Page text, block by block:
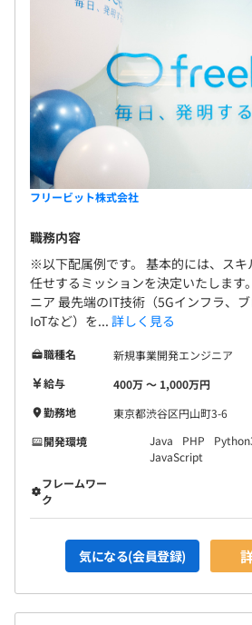
フリービット株式会社
職務内容
※以下配属例です。 基本的には、ス
任せするミッションを決定いたしま
ニア 最先端のIT技術（5Gインフラ、ブ
IoTなど）を... 詳しく見る
職種名
新規事業開発エンジニア
給与
400万 〜 1,000万円
勤務地
東京都渋谷区円山町3-6
開発環境
Java PHP
JavaScript
フレームワー
ク
気になる(会員登録)